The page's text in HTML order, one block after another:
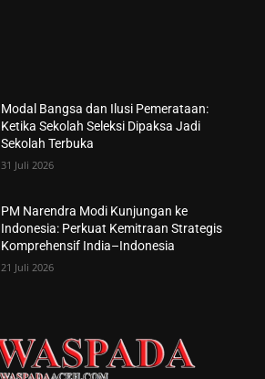
Modal Bangsa dan Ilusi Pemerataan:
Ketika Sekolah Seleksi Dipaksa Jadi
Sekolah Terbuka
31 Juli 2026
PM Narendra Modi Kunjungan ke
Indonesia: Perkuat Kemitraan Strategis
Komprehensif India–Indonesia
21 Juli 2026